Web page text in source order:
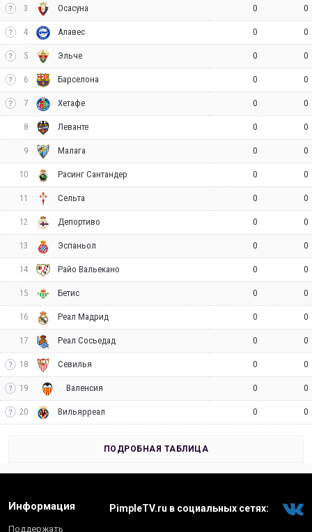
3 Осасуна 0 0
4 Алавес 0 0
5 Эльче 0 0
6 Барселона 0 0
7 Хетафе 0 0
8 Леванте 0 0
9 Малага 0 0
10 Расинг Сантандер 0 0
11 Сельта 0 0
12 Депортиво 0 0
13 Эспаньол 0 0
14 Райо Вальекано 0 0
15 Бетис 0 0
16 Реал Мадрид 0 0
17 Реал Сосьедад 0 0
18 Севилья 0 0
19 Валенсия 0 0
20 Вильярреал 0 0
ПОДРОБНАЯ ТАБЛИЦА
Информация
Поддержать
PimpleTV.ru в социальных сетях: